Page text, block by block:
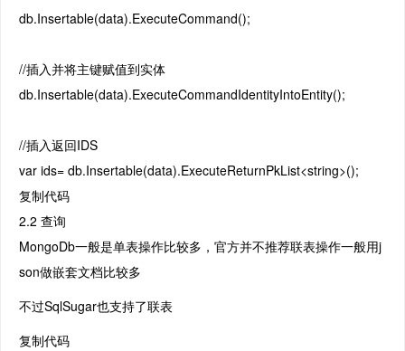
db.Insertable(data).ExecuteCommand();
//插入并将主键赋值到实体
db.Insertable(data).ExecuteCommandIdentityIntoEntity();
//插入返回IDS
var ids= db.Insertable(data).ExecuteReturnPkList<string>();
复制代码
2.2 查询
MongoDb一般是单表操作比较多，官方并不推荐联表操作一般用j
son做嵌套文档比较多
不过SqlSugar也支持了联表
复制代码